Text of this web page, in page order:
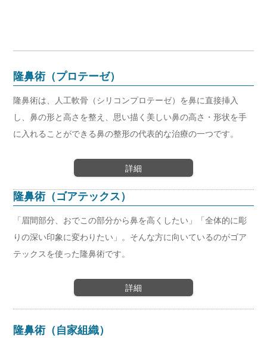
隆鼻術（プロテーゼ）
隆鼻術は、人工軟骨（シリコンプロテーゼ）を鼻に直接挿入
し、鼻の形と高さを整え、思い描く美しい鼻の高さ・形状を手
に入れることができる鼻の整形の代表的な治療の一つです。
詳細
隆鼻術（ゴアテックス）
「眉間部分、おでこの部分から鼻を高くしたい」「全体的に彫
りの深い印象に変わりたい」。そんな方に向いているのがゴア
テックスを使った隆鼻術です。
詳細
隆鼻術（自家組織）